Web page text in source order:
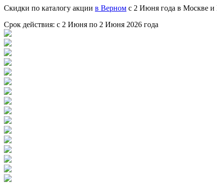
Скидки по каталогу акции в Верном с 2 Июня года в Москве и
Срок действия: с 2 Июня по 2 Июня 2026 года